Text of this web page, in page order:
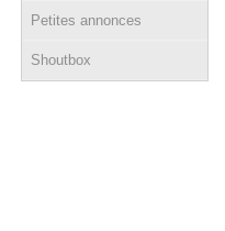
Petites annonces
Shoutbox